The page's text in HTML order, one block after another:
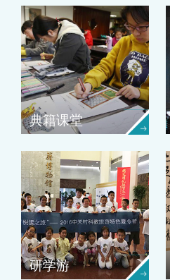
典籍课堂
研学游